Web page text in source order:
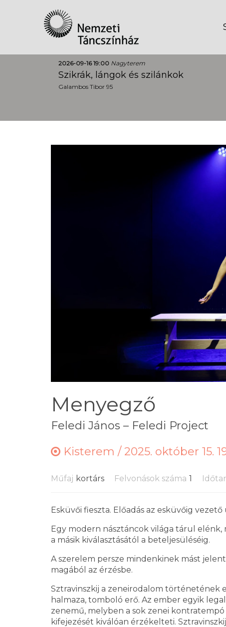
2026-09-16 19:00 Nagyterem
Szikrák, lángok és szilánkok
Galambos Tibor 95
Menyegző
Feledi János – Feledi Project
Kisterem / 2025. október 15.
Műfaj kortárs Felvonások száma 1
Esküvői fieszta. Előadás az esküvőig
Egy modern násztáncok világa tárul
a másik kiválasztásától a beteljesüléséig.
A szerelem persze mindenkinek mást
magából az érzésbe.
Sztravinszkij a zeneirodalom történetének
halmaza, tomboló erő. Az ember egyik
zenemű, melyben a sok zenei
kifejezését kiválóan érzékelteti.